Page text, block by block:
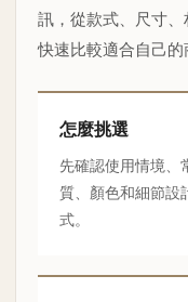
訊，從款式、尺寸
快速比較適合自己的
怎麼挑選
先確認使用情境、
質、顏色和細節設
式。